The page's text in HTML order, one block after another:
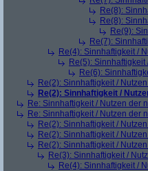
Re(8):
Re(8):
Re(9):
Re(7):
Re(4): Sinnhaftigkeit /
Re(5):
Re(6):
Re(2): Sinnhaftigkeit /
Re(2): Sinnhaftigkeit /
Re: Sinnhaftigkeit / Nutzen der
Re: Sinnhaftigkeit / Nutzen der
Re(2): Sinnhaftigkeit /
Re(2): Sinnhaftigkeit /
Re(2): Sinnhaftigkeit /
Re(3): Sinnhaftigkeit /
Re(4): Sinnhaftigkeit /